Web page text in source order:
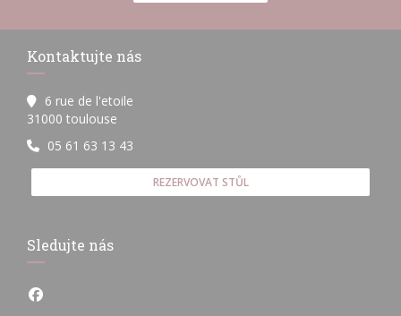
Kontaktujte nás
6 rue de l'etoile
31000 toulouse
05 61 63 13 43
REZERVOVAT STŮL
Sledujte nás
Facebook ((otevře se v novém okně))